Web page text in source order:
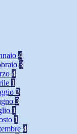
4
3
4
1
3
3
1
1
4